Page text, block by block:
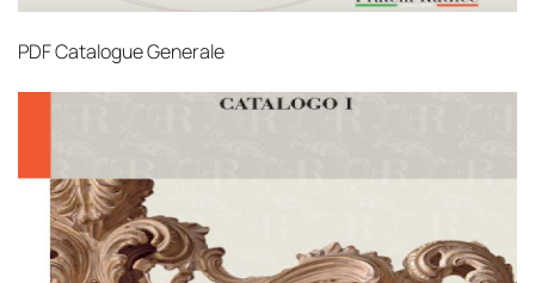
PDFCatalogue Generale